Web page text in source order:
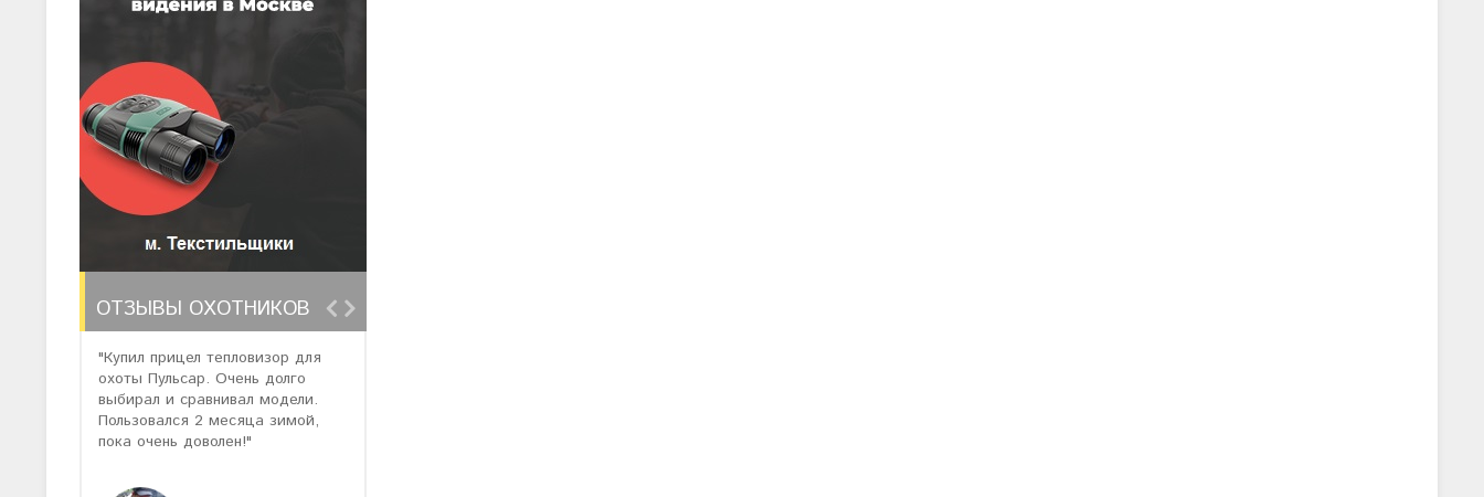
ОТЗЫВЫ ОХОТНИКОВ
"Купил прицел тепловизор для
охоты Пульсар. Очень долго
выбирал и сравнивал модели.
Пользовался 2 месяца зимой,
пока очень доволен!"